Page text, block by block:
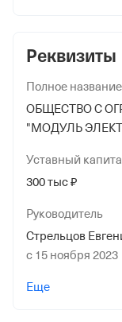
Реквизиты
Полное название
ОБЩЕСТВО С
"МОДУЛЬ
Уставный
300 тыс ₽
Руководитель
Стрельцов
с 15 ноября 2023
Ветрова Юлия
Еще